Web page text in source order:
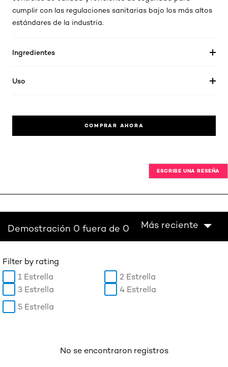
cumplir con las regulaciones sanitarias bajo los más altos
estándares de la industria.
Ingredientes
Uso
COMPRAR AHORA
ESCRIBE UNA RESEÑA
Demostración 0 fuera de 0 Más reciente
Filter by rating
1 Estrella
2 Estrella
3 Estrella
4 Estrella
5 Estrella
No se encontraron registros